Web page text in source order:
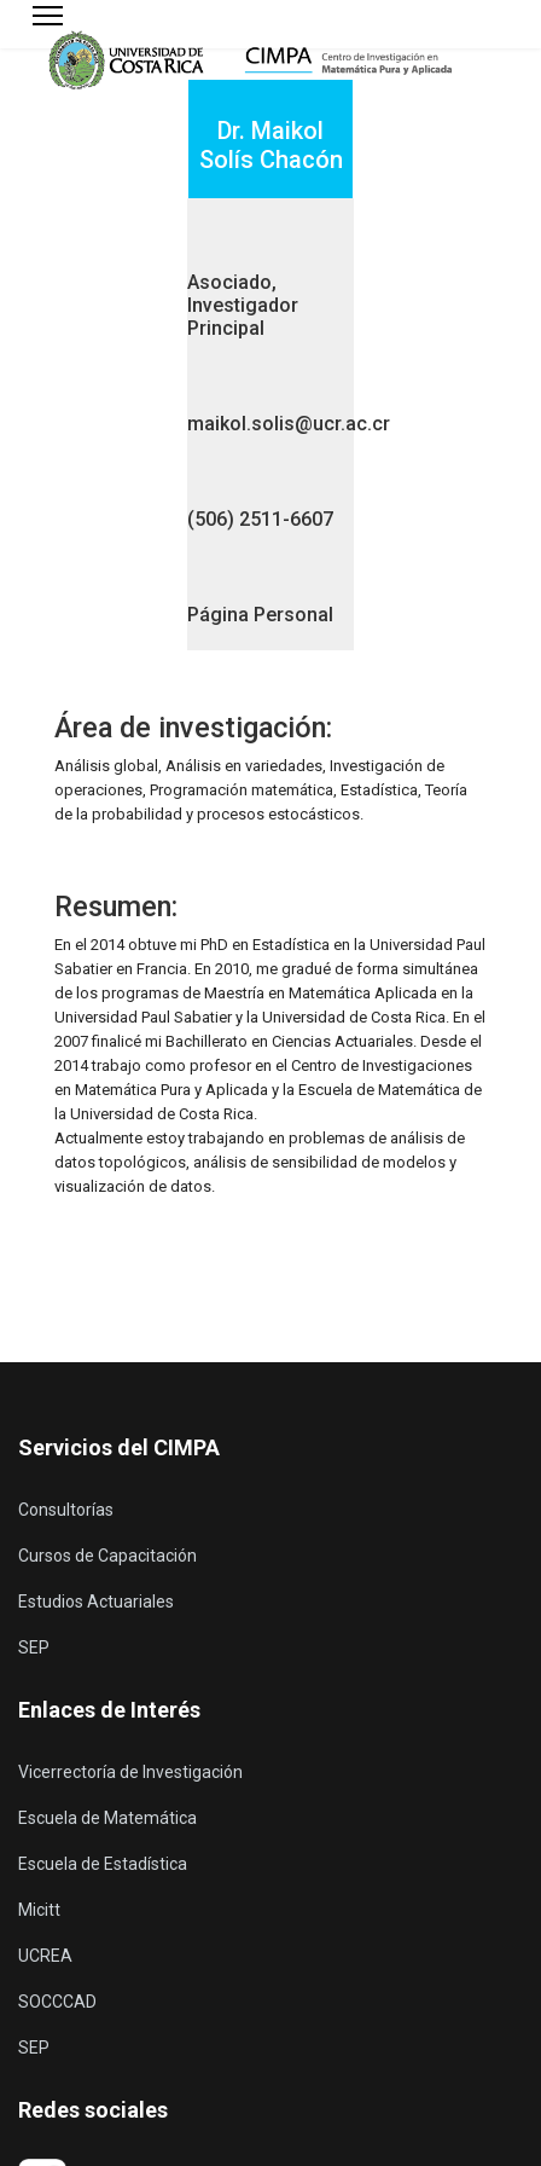
Dr. Maikol
Solís Chacón
Asociado,
Investigador
Principal
maikol.solis@ucr.ac.cr
(506) 2511-6607
Página Personal
Área de investigación:
Análisis global, Análisis en variedades, Investigación de
operaciones, Programación matemática, Estadística, Teoría
de la probabilidad y procesos estocásticos.
Resumen:
En el 2014 obtuve mi PhD en Estadística en la Universidad Paul
Sabatier en Francia. En 2010, me gradué de forma simultánea
de los programas de Maestría en Matemática Aplicada en la
Universidad Paul Sabatier y la Universidad de Costa Rica. En el
2007 finalicé mi Bachillerato en Ciencias Actuariales. Desde el
2014 trabajo como profesor en el Centro de Investigaciones
en Matemática Pura y Aplicada y la Escuela de Matemática de
la Universidad de Costa Rica.
Actualmente estoy trabajando en problemas de análisis de
datos topológicos, análisis de sensibilidad de modelos y
visualización de datos.
Servicios del CIMPA
Consultorías
Cursos de Capacitación
Estudios Actuariales
SEP
Enlaces de Interés
Vicerrectoría de Investigación
Escuela de Matemática
Escuela de Estadística
Micitt
UCREA
SOCCCAD
SEP
Redes sociales